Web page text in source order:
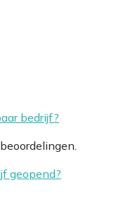
bedrijf?
geopend?